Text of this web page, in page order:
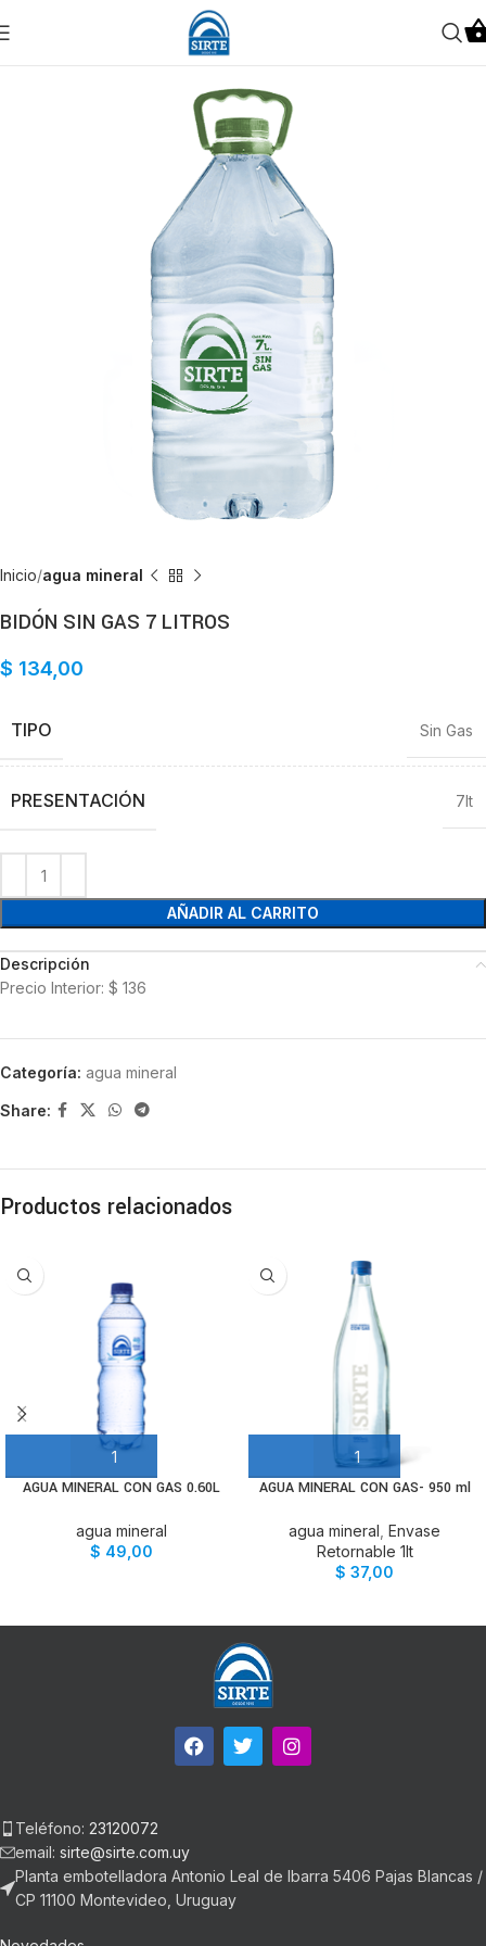
Inicio agua mineral
BIDÓN SIN GAS 7 LITROS
$ 134,00
TIPO Sin Gas
PRESENTACIÓN 7lt
AÑADIR AL CARRITO
Descripción
Precio Interior: $ 136
Categoría: agua mineral
Share:
Productos relacionados
AGUA MINERAL CON GAS 0.60L
agua mineral
$ 49,00
AGUA MINERAL CON GAS- 950 ml
agua mineral Envase
Retornable 1lt
$ 37,00
Teléfono: 23120072
email: sirte@sirte.com.uy
Planta embotelladora Antonio Leal de Ibarra 5406 Pajas Blancas /
CP 11100 Montevideo, Uruguay